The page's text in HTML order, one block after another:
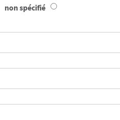
non spécifié